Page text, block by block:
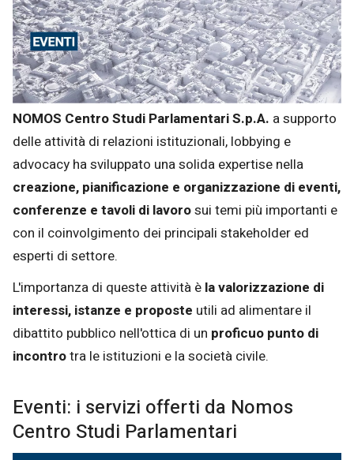
NOMOS Centro Studi Parlamentari S.p.A. a supporto
delle attività di relazioni istituzionali, lobbying e
advocacy ha sviluppato una solida expertise nella
creazione, pianificazione e organizzazione di eventi,
conferenze e tavoli di lavorosui temi più importanti e
con il coinvolgimento dei principali stakeholder ed
esperti di settore.
L'importanza di queste attività è la valorizzazione di
interessi, istanze e proposte utili ad alimentare il
dibattito pubblico nell'ottica di un proficuo punto di
incontrotra le istituzioni e la società civile.
Eventi: i servizi offerti da Nomos
Centro Studi Parlamentari